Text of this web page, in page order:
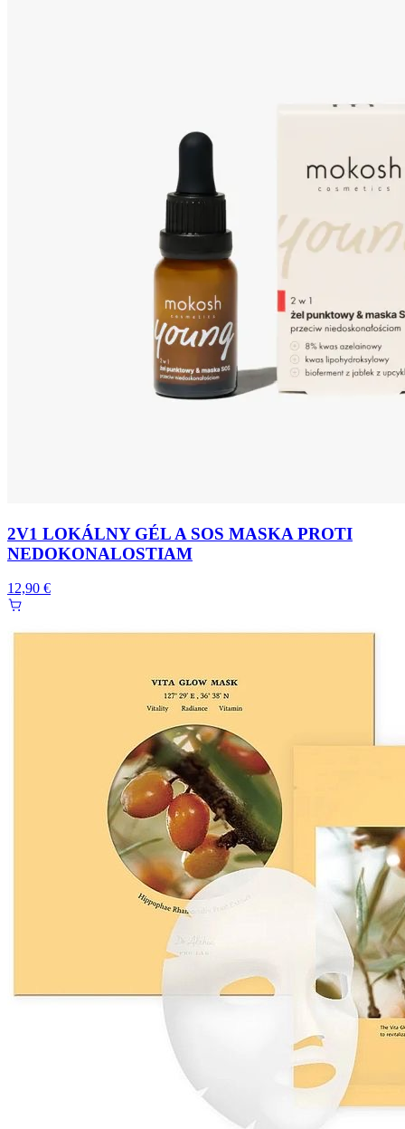
2V1 LOKÁLNY GÉL A SOS MASKA PROTI
NEDOKONALOSTIAM
12,90 €